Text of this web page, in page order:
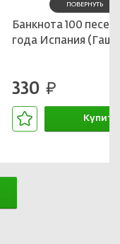
ПОВЕРНУТЬ
Банкнота 100 песет
года Испания
330 руб.
Купить